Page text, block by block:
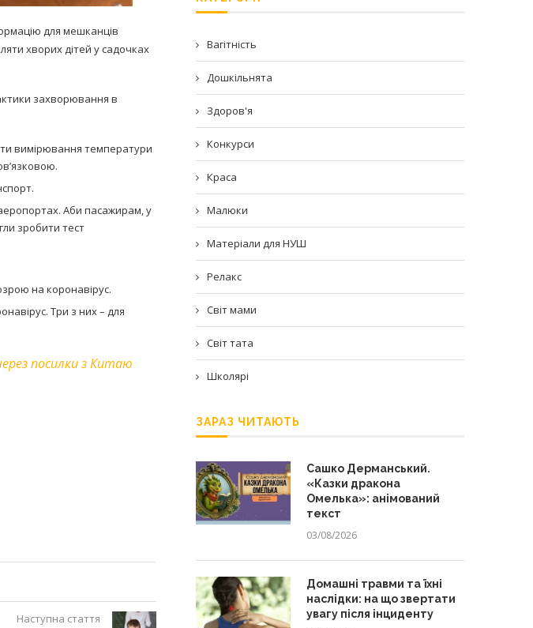
для мешканців
хворих дітей у садочках
захворювання в
вимірювання температури
Аби пасажирам, у
зробити тест
на коронавірус.
Три з них – для
посилки з Китаю
Наступна стаття
Вагітність
Дошкільнята
Здоров'я
Конкурси
Краса
Малюки
Матеріали для НУШ
Релакс
Світ мами
Світ тата
Школярі
ЗАРАЗ ЧИТАЮТЬ
Сашко Дерманський.
«Казки дракона
Омелька»: анімований
текст
03/08/2026
Домашні травми та їхні
наслідки: на що звертати
увагу після інциденту